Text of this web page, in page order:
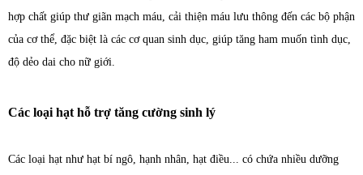
hợp chất giúp thư giãn mạch máu, cải thiện máu lưu thông đến các bộ phận
của cơ thể, đặc biệt là các cơ quan sinh dục, giúp tăng ham muốn tình dục,
độ dẻo dai cho nữ giới.
Các loại hạt hỗ trợ tăng cường sinh lý
Các loại hạt như hạt bí ngô, hạnh nhân, hạt điều... có chứa nhiều dưỡng